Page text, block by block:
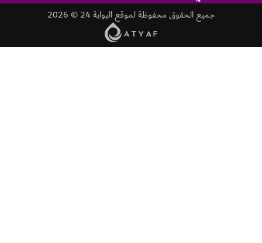
جميع الحقوق محفوظة لموقع البوابة 24 © 2026